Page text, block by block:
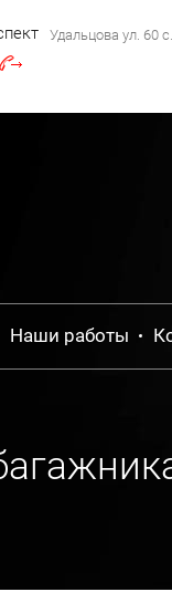
Удальцова ул. 60
Наши работы